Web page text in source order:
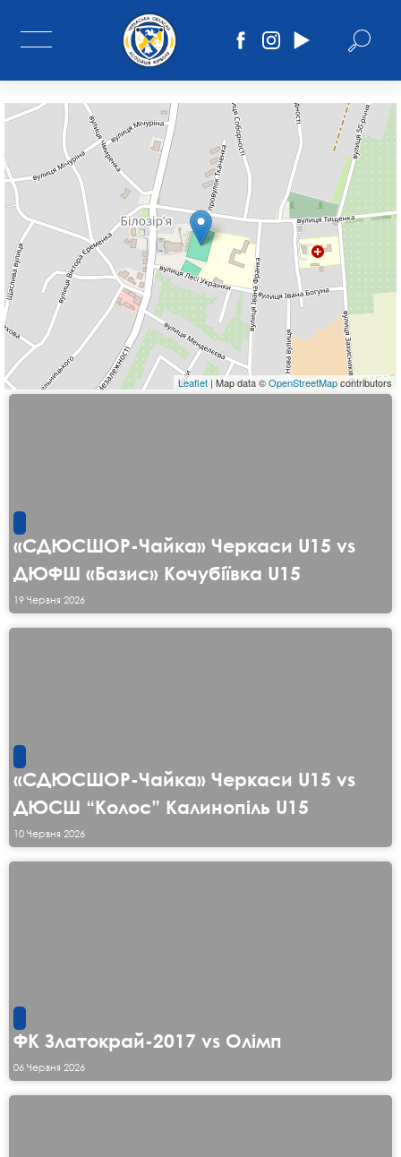
Leaflet | Map data ©OpenStreetMapcontributors
«СДЮСШОР-Чайка» Черкаси U15 vs
ДЮФШ «Базис» Кочубіївка U15
19 Червня 2026
«СДЮСШОР-Чайка» Черкаси U15 vs
ДЮСШ “Колос” Калинопіль U15
10 Червня 2026
ФК Златокрай-2017 vs Олімп
06 Червня 2026